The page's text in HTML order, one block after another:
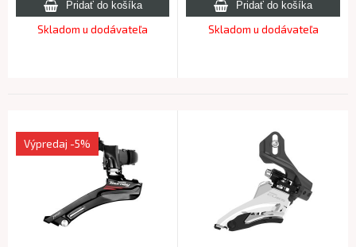
Skladom u dodávateľa Skladom u dodávateľa
Výpredaj -5%